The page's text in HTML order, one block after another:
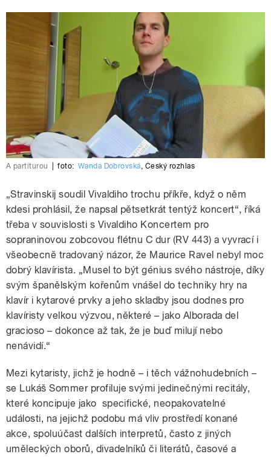
A partiturou foto: Wanda Dobrovská, Český rozhlas
„Stravinskij soudil Vivaldiho trochu příkře, když o něm
kdesi prohlásil, že napsal pětsetkrát tentýž koncert“, říká
třeba v souvislosti s Vivaldiho Koncertem pro
sopraninovou zobcovou flétnu C dur (RV 443) a vyvrací i
všeobecně tradovaný názor, že Maurice Ravel nebyl moc
dobrý klavírista. „Musel to být génius svého nástroje, díky
svým španělským kořenům vnášel do techniky hry na
klavír i kytarové prvky a jeho skladby jsou dodnes pro
klavíristy velkou výzvou, některé – jako Alborada del
gracioso – dokonce až tak, že je buď milují nebo
nenávidí.“
Mezi kytaristy, jichž je hodně – i těch vážnohudebních –
se Lukáš Sommer profiluje svými jedinečnými recitály,
které koncipuje jako specifické, neopakovatelné
události, na jejichž podobu má vliv prostředí konané
akce, spoluúčast dalších interpretů, často z jiných
uměleckých oborů, divadelníků či literátů, časové a